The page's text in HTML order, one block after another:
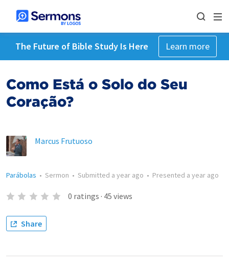
The Future of Bible Study Is Here Learn more
Como Está o Solo do Seu
Coração?
Marcus Frutuoso
Parábolas • Sermon • Submitted a year ago • Presented a year ago
0 ratings · 45 views
Share